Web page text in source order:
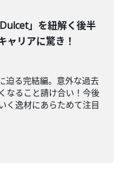
」を紐解く後半
ャリアに驚き！
迫る完結編。意外な過去
なること請け合い！今後
く逸材にあらためて注目